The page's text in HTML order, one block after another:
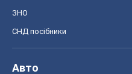
ЗНО
СНД посібники
Авто